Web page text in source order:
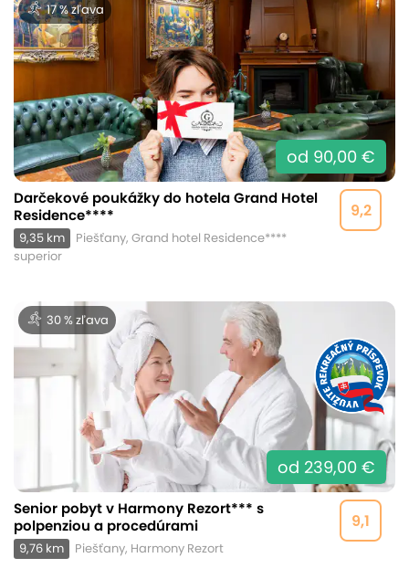
17 % zľava
od 90,00 €
9,2
Darčekové poukážky do hotela Grand Hotel
Residence****
9,35 km
Piešťany, Grand hotel Residence****
superior
30 % zľava
od 239,00 €
9,1
Senior pobyt v Harmony Rezort*** s
polpenziou a procedúrami
9,76 km Piešťany, Harmony Rezort